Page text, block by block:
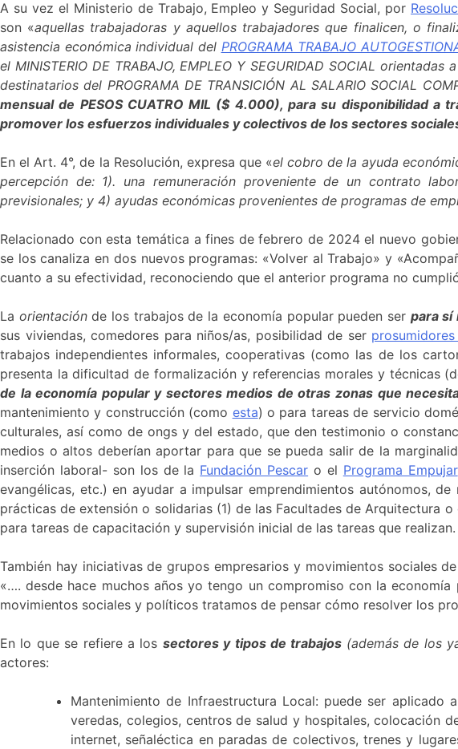
A su vez el Ministerio de Trabajo, Empleo y Seguridad Social, por
son «aquellas trabajadoras y aquellos trabajadores que finalicen, o
asistencia económica individual del PROGRAMA TRABAJO
el MINISTERIO DE TRABAJO, EMPLEO Y SEGURIDAD SOCIAL
destinatarios del PROGRAMA DE TRANSICIÓN AL SALARIO SOCIAL
mensual de PESOS CUATRO MIL ($ 4.000), para su disponibilidad
promover los esfuerzos individuales y colectivos de los sectores
En el Art. 4°, de la Resolución, expresa que «el cobro de la ayuda
percepción de: 1). una remuneración proveniente de un contrato
previsionales; y 4) ayudas económicas provenientes de programas de
Relacionado con esta temática a fines de febrero de 2024 el nuevo
se los canaliza en dos nuevos programas: «Volver al Trabajo» y
cuanto a su efectividad, reconociendo que el anterior programa no
La orientaciónde los trabajos de la economía popular pueden ser para sí
sus viviendas, comedores para niños/as, posibilidad de ser
trabajos independientes informales, cooperativas (como las de los
presenta la dificultad de formalización y referencias morales y técnicas
de la economía popular y sectores medios de otras zonas que
mantenimiento y construcción (como esta) o para tareas de servicio
culturales, así como de ongs y del estado, que den testimonio o
medios o altos deberían aportar para que se pueda salir de la
inserción laboral- son los de la Fundación Pescar o el Programa Empujar
evangélicas, etc.) en ayudar a impulsar emprendimientos autónomos,
prácticas de extensión o solidarias (1) de las Facultades de Arquitectura
para tareas de capacitación y supervisión inicial de las tareas que realizan.
También hay iniciativas de grupos empresarios y movimientos sociales
«…. desde hace muchos años yo tengo un compromiso con la
movimientos sociales y políticos tratamos de pensar cómo resolver los
En lo que se refiere a los sectores y tipos de trabajos (además de los
actores:
Mantenimiento de Infraestructura Local: puede ser
veredas, colegios, centros de salud y hospitales, colocación
internet, señaléctica en paradas de colectivos, trenes y